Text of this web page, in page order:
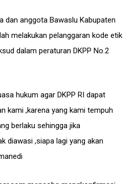
dan anggota Bawaslu Kabupaten
melakukan pelanggaran kode etik
dalam peraturan DKPP No.2
hukum agar DKPP RI dapat
kami ,karena yang kami tempuh
berlaku sehingga jika
diawasi ,siapa lagi yang akan